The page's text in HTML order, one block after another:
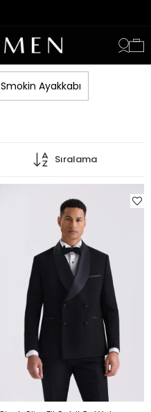
Smokin Ayakkabı
Sıralama